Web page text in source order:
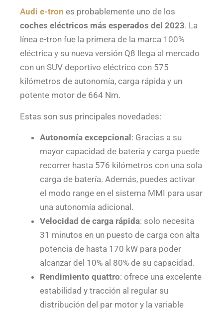
Audi e-tron es probablemente uno de los
coches eléctricos más esperados del 2023. La
línea e-tron fue la primera de la marca 100%
eléctrica y su nueva versión Q8 llega al mercado
con un SUV deportivo eléctrico con 575
kilómetros de autonomía, carga rápida y un
potente motor de 664 Nm.
Estas son sus principales novedades:
Autonomía excepcional : Gracias a su
mayor capacidad de batería y carga puede
recorrer hasta 576 kilómetros con una sola
carga de batería. Además, puedes activar
el modo range en el sistema MMI para usar
una autonomía adicional.
Velocidad de carga rápida: solo necesita
31 minutos en un puesto de carga con alta
potencia de hasta 170 kW para poder
alcanzar del 10% al 80% de su capacidad.
Rendimiento quattro: ofrece una excelente
estabilidad y tracción al regular su
distribución del par motor y la variable